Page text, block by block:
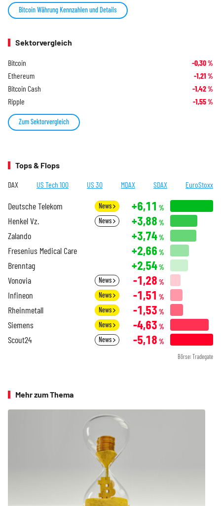
Bitcoin Währung Kennzahlen und Details
Sektorvergleich
Bitcoin -0,30%
Ethereum -1,21 %
Bitcoin Cash -1,42%
Ripple -1,55%
Zum Sektorvergleich
Tops & Flops
DAX US Tech 100 US 30 MDAX SDAX EuroStoxx
Deutsche Telekom News +6,11 %
Henkel Vz. News +3,88 %
Zalando +3,74%
Fresenius Medical Care +2,66 %
Brenntag +2,54%
Vonovia News -1,28 %
Infineon News -1,51 %
Rheinmetall News -1,53 %
Siemens News -4,63 %
Scout24 News -5,18 %
Börse: Tradegate
Mehr zum Thema